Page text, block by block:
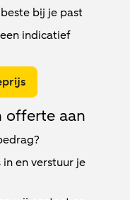
bij je past
indicatief
offerte aan
en verstuur je